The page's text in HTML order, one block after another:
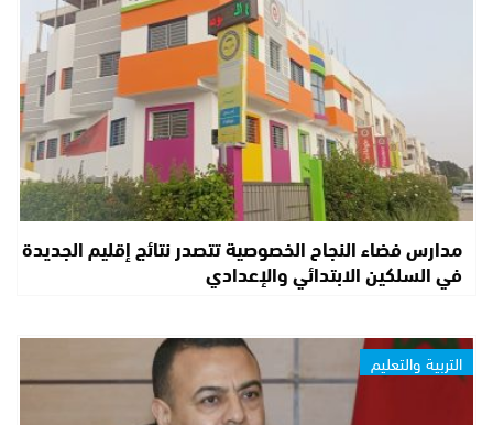
مدارس فضاء النجاح الخصوصية تتصدر نتائج إقليم الجديدة
في السلكين الابتدائي والإعدادي
التربية والتعليم